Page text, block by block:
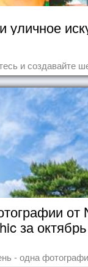
уличное
и создавайте
от
за
- одна